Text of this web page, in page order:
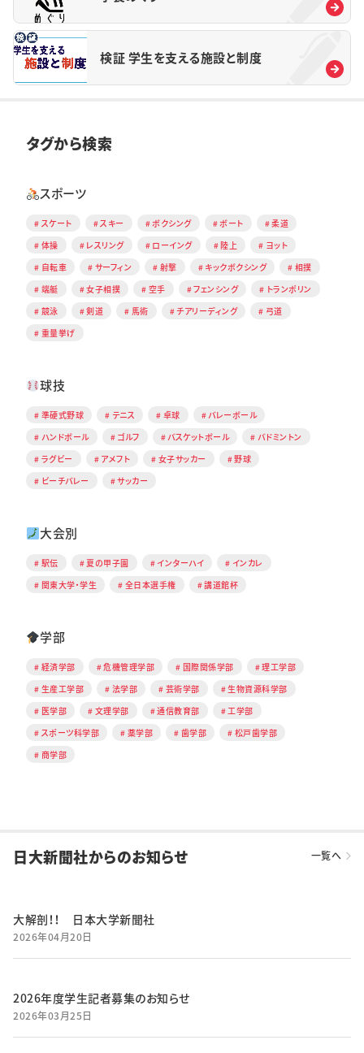
検証 学生を支える施設と制度
タグから検索
スポーツ
スケート スキー ボクシング ボート
柔道
体操
レスリング ローイング 陸上
ヨット
自転車
サーフィン 射撃 キックボクシング
相撲
端艇
女子相撲 空手 フェンシング
トランポリン
競泳
剣道 馬術 チアリーディング
弓道
重量挙げ
球技
準硬式野球 テニス 卓球
バレーボール
ハンドボール
ゴルフ バスケットボール
バドミントン
ラグビー
アメフト 女子サッカー
野球
ビーチバレー
サッカー
大会別
駅伝 夏の甲子園 インターハイ
インカレ
関東大学・学生
全日本選手権 講道館杯
学部
経済学部 危機管理学部 国際関係学部
理工学部
生産工学部
法学部 芸術学部
生物資源科学部
医学部
文理学部 通信教育部
工学部
スポーツ科学部
薬学部 歯学部
松戸歯学部
商学部
日大新聞社からのお知らせ 一覧へ
大解剖！！ 日本大学新聞社
2026年04月20日
2026年度学生記者募集のお知らせ
2026年03月25日